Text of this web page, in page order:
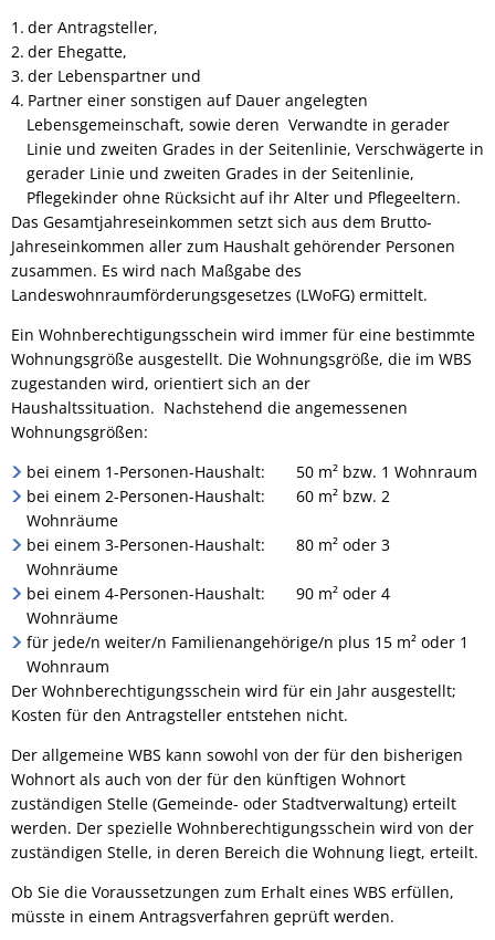
der Antragsteller,
der Ehegatte,
der Lebenspartner und
Partner einer sonstigen auf Dauer angelegten
Lebensgemeinschaft, sowie deren Verwandte in gerader
Linie und zweiten Grades in der Seitenlinie, Verschwägerte in
gerader Linie und zweiten Grades in der Seitenlinie,
Pflegekinder ohne Rücksicht auf ihr Alter und Pflegeeltern.
Das Gesamtjahreseinkommen setzt sich aus dem Brutto-
Jahreseinkommen aller zum Haushalt gehörender Personen
zusammen. Es wird nach Maßgabe des
Landeswohnraumförderungsgesetzes (LWoFG) ermittelt.
Ein Wohnberechtigungsschein wird immer für eine bestimmte
Wohnungsgröße ausgestellt. Die Wohnungsgröße, die im WBS
zugestanden wird, orientiert sich an der
Haushaltssituation. Nachstehend die angemessenen
Wohnungsgrößen:
bei einem 1-Personen-Haushalt: 50 m² bzw. 1 Wohnraum
bei einem 2-Personen-Haushalt: 60 m² bzw. 2
Wohnräume
bei einem 3-Personen-Haushalt: 80 m² oder 3
Wohnräume
bei einem 4-Personen-Haushalt: 90 m² oder 4
Wohnräume
für jede/n weiter/n Familienangehörige/n plus 15 m² oder 1
Wohnraum
Der Wohnberechtigungsschein wird für ein Jahr ausgestellt;
Kosten für den Antragsteller entstehen nicht.
Der allgemeine WBS kann sowohl von der für den bisherigen
Wohnort als auch von der für den künftigen Wohnort
zuständigen Stelle (Gemeinde- oder Stadtverwaltung) erteilt
werden. Der spezielle Wohnberechtigungsschein wird von der
zuständigen Stelle, in deren Bereich die Wohnung liegt, erteilt.
Ob Sie die Voraussetzungen zum Erhalt eines WBS erfüllen,
müsste in einem Antragsverfahren geprüft werden.